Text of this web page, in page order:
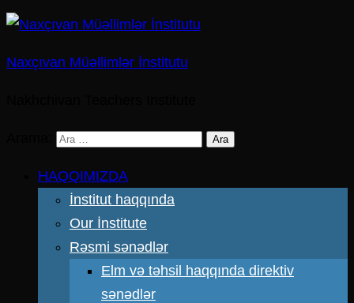
Naxçıvan Müəllimlər İnstitutu
HAQQIMIZDA
İnstitut haqqında
Our İnstitute
Rəsmi sənədlər
Elm və təhsil haqqında direktiv
sənədlər